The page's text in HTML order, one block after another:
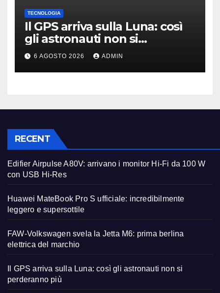
TECNOLOGIA
Il GPS arriva sulla Luna: così
gli astronauti non si
perderanno più
6 AGOSTO 2026 ADMIN
RECENT
Edifier Airpulse A80V: arrivano i monitor Hi-Fi da 100 W
con USB Hi-Res
Huawei MateBook Pro S ufficiale: incredibilmente
leggero e supersottile
FAW-Volkswagen svela la Jetta M6: prima berlina
elettrica del marchio
Il GPS arriva sulla Luna: così gli astronauti non si
perderanno più